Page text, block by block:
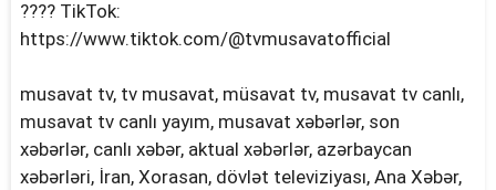
???? TikTok:
https://www.tiktok.com/@tvmusavatofficial
musavat tv, tv musavat, müsavat tv, musavat tv canlı,
musavat tv canlı yayım, musavat xəbərlər, son
xəbərlər, canlı xəbər, aktual xəbərlər, azərbaycan
xəbərləri, İran, Xorasan, dövlət televiziyası, Ana Xəbər,